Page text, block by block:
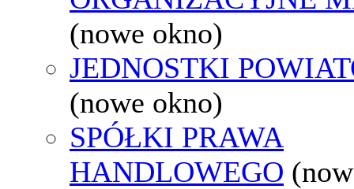
(nowe okno)
JEDNOSTKI
(nowe okno)
SPÓŁKI PRAWA
HANDLOWEGO